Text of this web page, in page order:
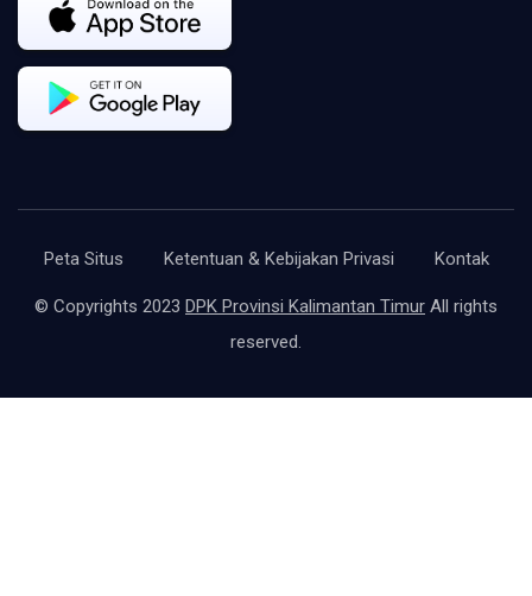
Peta Situs Ketentuan & Kebijakan Privasi Kontak
© Copyrights 2023 DPK Provinsi Kalimantan Timur All rights
reserved.